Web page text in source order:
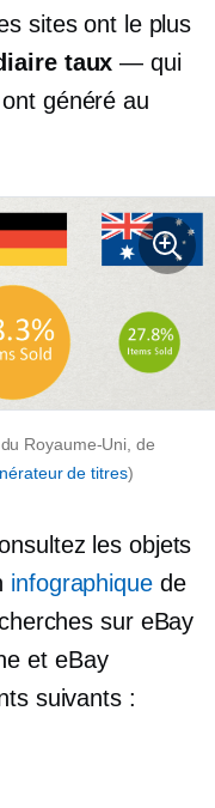
sites ont le plus
taux — qui
généré au
Royaume-Uni, de
de titres)
les objets
infographiquede
sur eBay
et eBay
suivants :